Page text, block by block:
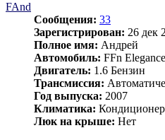
FAnd
Сообщения: 33
Зарегистрирован: 26 дек
Полное имя: Андрей
Автомобиль: FFn Elegance
Двигатель: 1.6 Бензин
Трансмиссия:
Год выпуска: 2007
Климатика: Кондиционер
Люк на крыше: Нет